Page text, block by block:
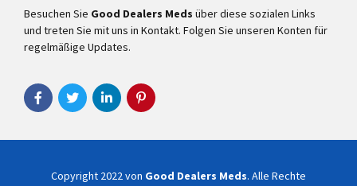
Besuchen Sie Good Dealers Meds über diese sozialen Links
und treten Sie mit uns in Kontakt. Folgen Sie unseren Konten für
regelmäßige Updates.
Copyright 2022 von Good Dealers Meds. Alle Rechte